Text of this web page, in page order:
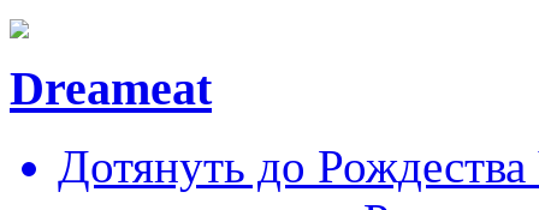
Dreameat
Дотянуть до